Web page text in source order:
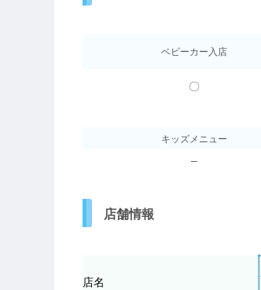
ベビーカー入店
〇
キッズメニュー
–
店舗情報
店名